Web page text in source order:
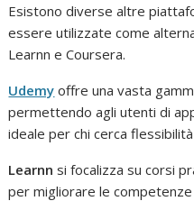
Esistono diverse altre
essere utilizzate come
Learnn e Coursera.
Udemy offre una vasta
permettendo agli utenti di
ideale per chi cerca
Learnn si focalizza su corsi
per migliorare le